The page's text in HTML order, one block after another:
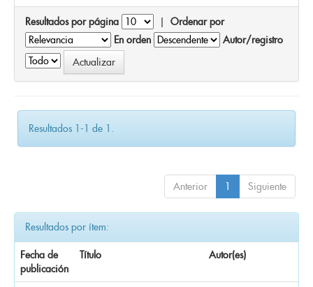
Resultados por página | Ordenar por
En orden
Autor/registro
Resultados 1-1 de 1.
Anterior 1 Siguiente
Resultados por ítem:
Fecha de
publicación
Título Autor(es)